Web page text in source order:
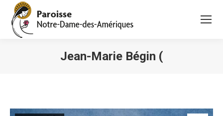
Jean-Marie Bégin (